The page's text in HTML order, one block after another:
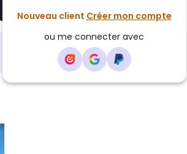
Nouveau client Créer mon compte
ou me connecter avec
Ajouter au panier